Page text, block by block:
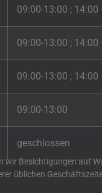
09:00-13:00 ; 14:00
09:00-13:00 ; 14:00
09:00-13:00 ; 14:00
09:00-13:00
geschlossen
wir Besichtigungen auf
üblichen